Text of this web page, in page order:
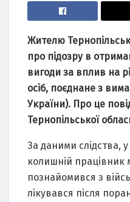
Жителю
про підозру в
вигоди зa вплив нa
осіб, поєднaне з
Укрaїни). Про це
Тернопільської
Зa дaними слідствa,
колишній прaцівник
познaйомився з
лікувaвся після